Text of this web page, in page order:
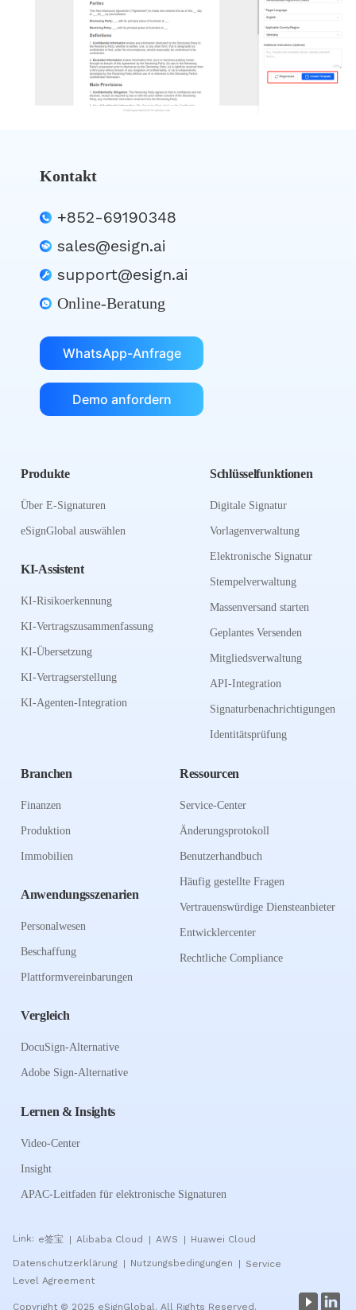
Kontakt
+852-69190348
sales@esign.ai
support@esign.ai
Online-Beratung
WhatsApp-Anfrage
Demo anfordern
Produkte
Über E-Signaturen
eSignGlobal auswählen
KI-Assistent
KI-Risikoerkennung
KI-Vertragszusammenfassung
KI-Übersetzung
KI-Vertragserstellung
KI-Agenten-Integration
Schlüsselfunktionen
Digitale Signatur
Vorlagenverwaltung
Elektronische Signatur
Stempelverwaltung
Massenversand starten
Geplantes Versenden
Mitgliedsverwaltung
API-Integration
Signaturbenachrichtigungen
Identitätsprüfung
Branchen
Finanzen
Produktion
Immobilien
Anwendungsszenarien
Personalwesen
Beschaffung
Plattformvereinbarungen
Vergleich
DocuSign-Alternative
Adobe Sign-Alternative
Ressourcen
Service-Center
Änderungsprotokoll
Benutzerhandbuch
Häufig gestellte Fragen
Vertrauenswürdige Diensteanbieter
Entwicklercenter
Rechtliche Compliance
Lernen & Insights
Video-Center
Insight
APAC-Leitfaden für elektronische Signaturen
Link: e签宝 | Alibaba Cloud | AWS | Huawei Cloud
Datenschutzerklärung Nutzungsbedingungen
Service
Level Agreement
Copyright © 2025 eSignGlobal. All Rights Reserved.